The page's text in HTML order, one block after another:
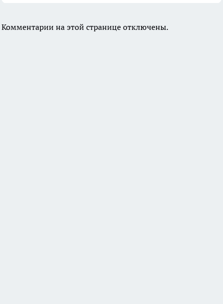
Комментарии на этой странице отключены.